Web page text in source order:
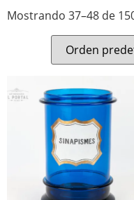
Mostrando 37–48 de